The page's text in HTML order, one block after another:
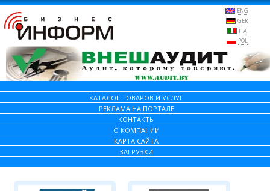
ENG
GER
ITA
POL
КАТАЛОГ ТОВАРОВ И УСЛУГ
РЕКЛАМА НА ПОРТАЛЕ
КОНТАКТЫ
О КОМПАНИИ
КАРТА САЙТА
ЗАГРУЗКИ